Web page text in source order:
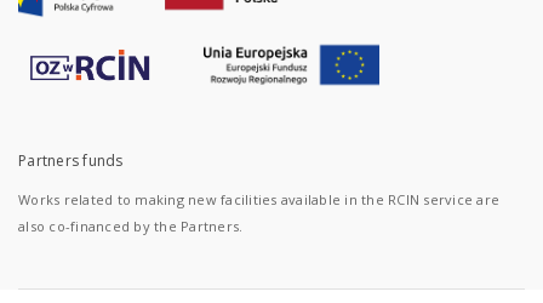
Partners funds
Works related to making new facilities available in the RCIN service are
also co-financed by the Partners.